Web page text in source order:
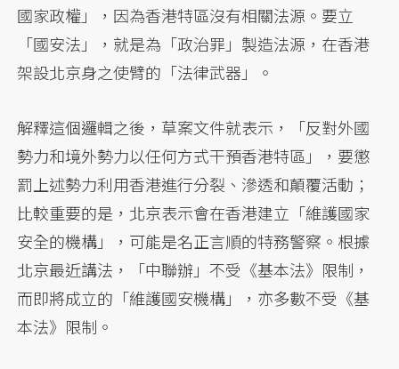
國家政權」，因為香港特區沒有相關法源。要立
「國安法」，就是為「政治罪」製造法源，在香港
架設北京身之使臂的「法律武器」。
解釋這個邏輯之後，草案文件就表示，「反對外國
勢力和境外勢力以任何方式干預香港特區」，要懲
罰上述勢力利用香港進行分裂、滲透和顛覆活動；
比較重要的是，北京表示會在香港建立「維護國家
安全的機構」，可能是名正言順的特務警察。根據
北京最近講法，「中聯辦」不受《基本法》限制，
而即將成立的「維護國安機構」，亦多數不受《基
本法》限制。